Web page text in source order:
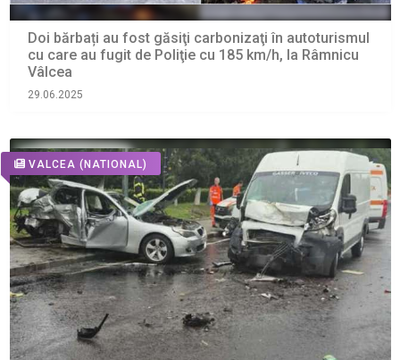
Doi bărbați au fost găsiţi carbonizaţi în autoturismul
cu care au fugit de Poliţie cu 185 km/h, la Râmnicu
Vâlcea
29.06.2025
VALCEA (NATIONAL)